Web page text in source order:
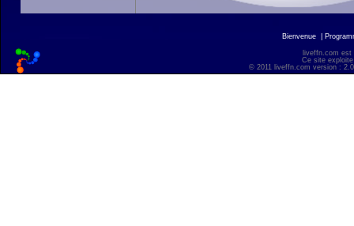
Bienvenue
liveffn.com est
Ce site
© 2011 liveffn.com version :